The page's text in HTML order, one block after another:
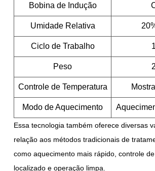
Bobina de Indução
Umidade Relativa
Ciclo de Trabalho
Peso
Controle de Temperatura
Modo de Aquecimento
Essa tecnologia também oferece diversas
relação aos métodos tradicionais de
como aquecimento mais rápido, controle
localizado e operação limpa.